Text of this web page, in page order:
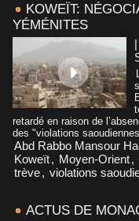
KOWEÏT:
YÉMÉNITES
retardé en raison de
des "violations
Abd Rabbo Mansour
Koweït, Moyen-Orient,
trève, violations
ACTUS DE